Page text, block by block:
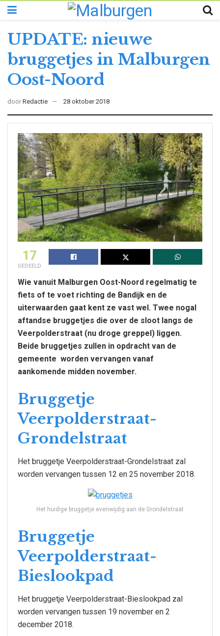
UPDATE: nieuwe
bruggetjes in Malburgen
Oost-Noord
door Redactie 28 oktober 2018
17
GEDEELD
Wie vanuit Malburgen Oost-Noord regelmatig te
fiets of te voet richting de Bandijk en de
uiterwaarden gaat kent ze vast wel. Twee nogal
aftandse bruggetjes die over de sloot langs de
Veerpolderstraat (nu droge greppel) liggen.
Beide bruggetjes zullen in opdracht van de
gemeente worden vervangen vanaf
aankomende midden november.
Bruggetje
Veerpolderstraat-
Grondelstraat
Het bruggetje Veerpolderstraat-Grondelstraat zal
worden vervangen tussen 12 en 25 november 2018.
Het huidige bruggetje evenwijdig aan de Grondelstraat
Bruggetje
Veerpolderstraat-
Bieslookpad
Het bruggetje Veerpolderstraat-Bieslookpad zal
worden vervangen tussen 19 november en 2
december 2018.